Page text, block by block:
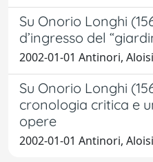
Su Onorio Longhi
d’ingresso del
2002-01-01 Antinori,
Su Onorio Longhi
cronologia critica e
opere
2002-01-01 Antinori,